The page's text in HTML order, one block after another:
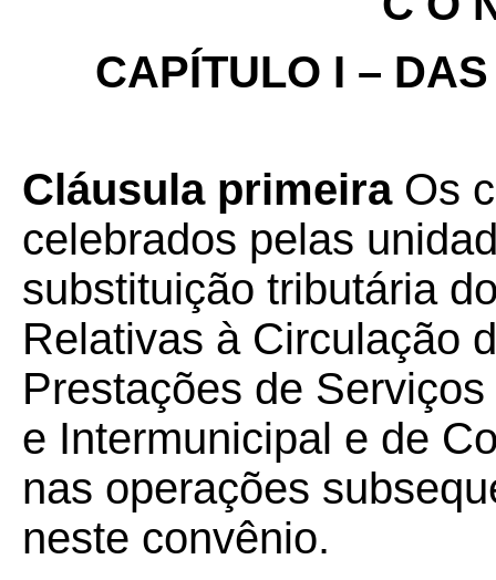
CAPÍTULO I –
Cláusula primeira Os
celebrados pelas
substituição tributária
Relativas à Circulação
Prestações de
e Intermunicipal e de
nas operações
neste convênio.